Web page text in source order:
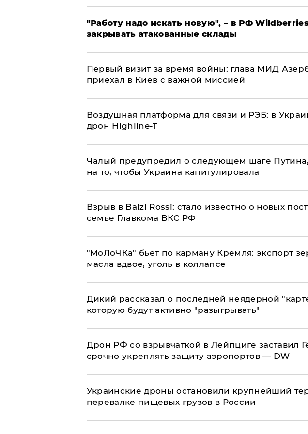
"Работу надо искать новую", – в РФ
закрывать атакованные склады
Первый визит за время войны: глава МИД
приехал в Киев с важной миссией
Воздушная платформа для связи и РЭБ: в
дрон Highline-T
Чалый предупредил о следующем шаге
на то, чтобы Украина капитулировала
Взрыв в Balzi Rossi: стало известно о новых
семье Главкома ВКС РФ
​"МоЛоЧКа" бьет по карману Кремля: экспорт
масла вдвое, уголь в коллапсе
Дикий рассказал о последней неядерной
которую будут активно "разыгрывать"
​Дрон РФ со взрывчаткой в Лейпциге заставил
срочно укреплять защиту аэропортов — DW
Украинские дроны остановили крупнейший
перевалке пищевых грузов в России